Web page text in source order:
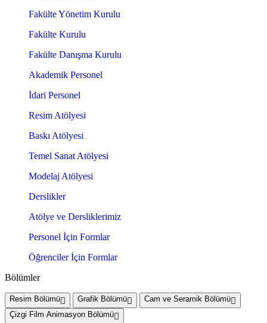
Fakülte Yönetim Kurulu
Fakülte Kurulu
Fakülte Danışma Kurulu
Akademik Personel
İdari Personel
Resim Atölyesi
Baskı Atölyesi
Temel Sanat Atölyesi
Modelaj Atölyesi
Derslikler
Atölye ve Dersliklerimiz
Personel İçin Formlar
Öğrenciler İçin Formlar
Bölümler
Resim Bölümü Grafik Bölümü
Cam ve Seramik Bölümü
Çizgi Film Animasyon Bölümü